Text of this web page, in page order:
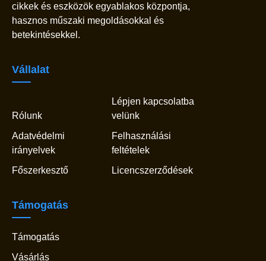
cikkek és eszközök egyablakos központja,
hasznos műszaki megoldásokkal és
betekintésekkel.
Vállalat
Rólunk
Lépjen kapcsolatba
velünk
Adatvédelmi
irányelvek
Felhasználási
feltételek
Főszerkesztő
Licencszerződések
Támogatás
Támogatás
Vásárlás